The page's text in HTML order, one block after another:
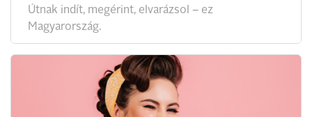
Útnak indít, megérint, elvarázsol – ez
Magyarország.